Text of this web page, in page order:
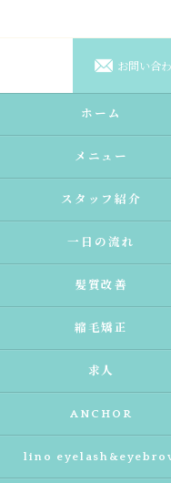
お問い合
ホーム
メニュー
スタッフ紹介
一日の流れ
髪質改善
縮毛矯正
求人
ANCHOR
lino